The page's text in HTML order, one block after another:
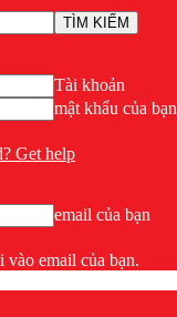
Tài khoản
mật khẩu của bạn
Get help
email của bạn
email của bạn.